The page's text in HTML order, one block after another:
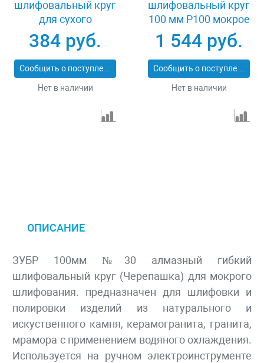
шлифовальный круг
для сухого
шлифования 100 мм
Р800 Зубр 29868-800
384 руб.
Сообщить о поступлении
Нет в наличии
шлифовальный круг
100 мм P100 мокрое
шлифование 5 шт
Matrix 73508
1 544 руб.
Сообщить о поступлении
Нет в наличии
ОПИСАНИЕ
ЗУБР 100мм №30 алмазный гибкий
шлифовальный круг (Черепашка) для мокрого
шлифования. предназначен для шлифовки и
полировки изделий из натурального и
искуственного камня, керамогранита, гранита,
мрамора с применением водяного охлаждения.
Используется на ручном электроинструменте